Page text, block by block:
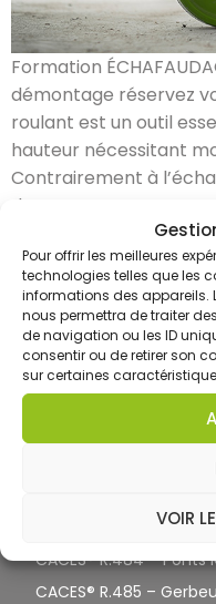
Pour offrir les meilleures
technologies telles que les
informations des appareils.
nous permettra de traiter
de navigation ou les ID
consentir ou de retirer son
sur certaines
VOIR
Formation
démontage réservez
roulant est un outil
hauteur nécessitant
Contrairement à
de roues permettant
assurant une stabilité
de blocage. Toutefois,
CONDUITE
CACES® R.482 –
CACES® R.484 –
CACES® R.485 –